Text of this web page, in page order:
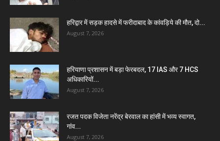
हरिद्वार में सड़क हादसे में फरीदाबाद के कांवड़िये की मौत, दो...
August 7, 2026
हरियाणा प्रशासन में बड़ा फेरबदल, 17 IAS और 7 HCS
अधिकारियों...
August 7, 2026
रजत पदक विजेता नरेंद्र बेरवाल का हांसी में भव्य स्वागत,
गांव...
August 7, 2026